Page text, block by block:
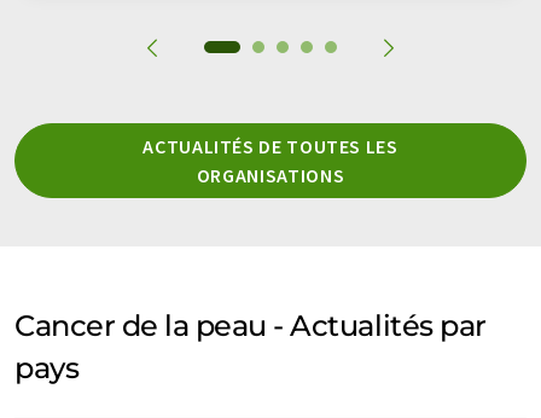
ACTUALITÉS DE TOUTES LES
ORGANISATIONS
Cancer de la peau - Actualités par
pays